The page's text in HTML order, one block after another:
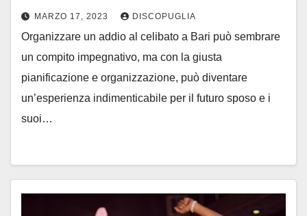
MARZO 17, 2023 DISCOPUGLIA
Organizzare un addio al celibato a Bari può sembrare
un compito impegnativo, ma con la giusta
pianificazione e organizzazione, può diventare
un’esperienza indimenticabile per il futuro sposo e i
suoi…